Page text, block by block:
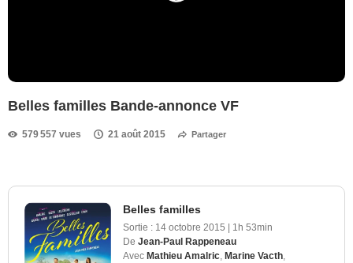
Belles familles Bande-annonce VF
579 557 vues 21 août 2015 Partager
Belles familles
Sortie : 14 octobre 2015 | 1h 53min
De Jean-Paul Rappeneau
Avec Mathieu Amalric Marine Vacth